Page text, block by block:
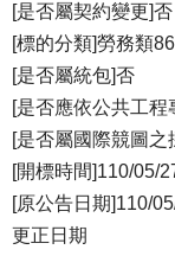
[是否屬契約變更]否
[標的分類]勞務類
[是否屬統包]否
[是否應依公共工
[是否屬國際競圖之
[開標時間]110/05/
[原公告日期]110/
更正日期